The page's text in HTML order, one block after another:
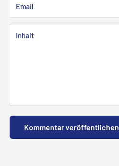
Email
Inhalt
Kommentar veröffentlichen